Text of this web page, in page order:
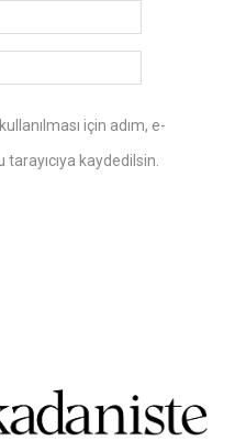
için adım, e-
kaydedilsin.